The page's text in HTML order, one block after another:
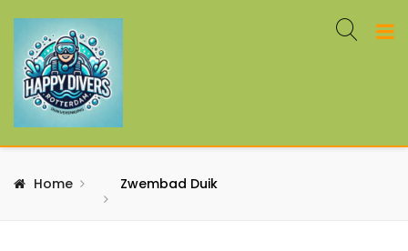
Home Zwembad Duik